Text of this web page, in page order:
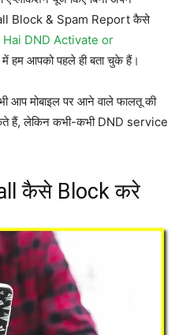
Block & Spam Report कैसे
Hai DND Activate or
में हम आपको पहले ही बता चुके हैं।
आप मोबाइल पर आने वाले फालतू की
हैं, लेकिन कभी-कभी DND service
कैसे Block करे